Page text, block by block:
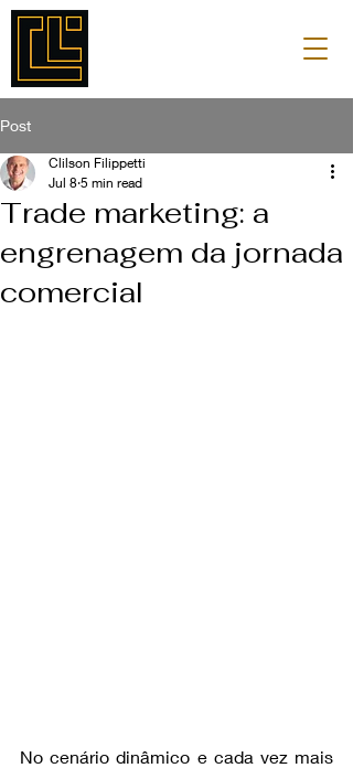
Post
Trade marketing: a
engrenagem da jornada
comercial
Clilson Filippetti
Jul 8 5 min read
No cenário dinâmico e cada vez mais